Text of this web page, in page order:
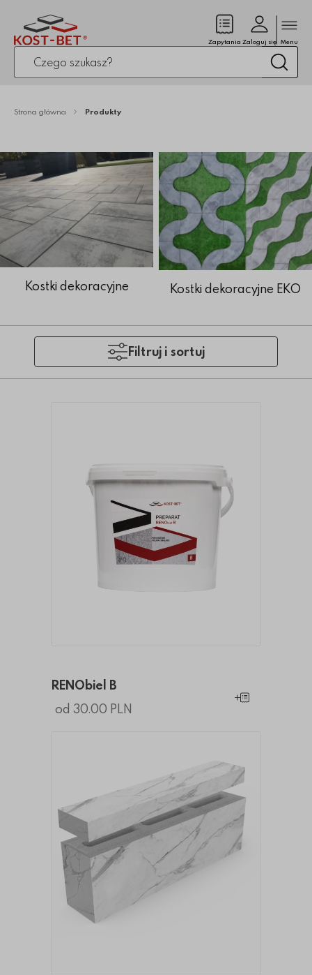
Po kliknięciu przycisku fraza zostanie wyszukana
Zapytania
(pusty)Zaloguj się Menu
Strona główna Produkty
Kostki dekoracyjne Kostki dekoracyjne EKO
Filtruj i sortuj
RENObiel B
od 30.00 PLN
Dodaj do